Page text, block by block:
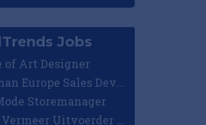
Jobs
of Art Designer
Storemanager